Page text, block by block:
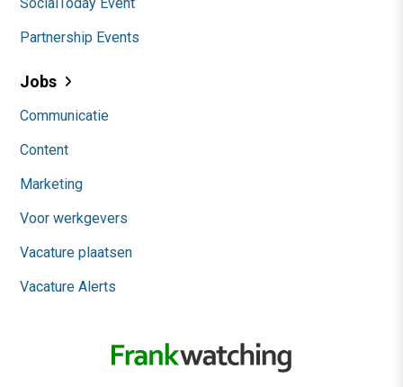
Partnership Events
Jobs
Communicatie
Content
Marketing
Voor werkgevers
Vacature plaatsen
Vacature Alerts